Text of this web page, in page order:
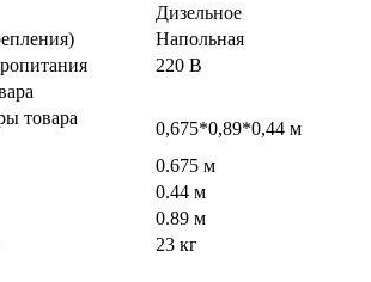
Дизельное
Напольная
220 В
товара
0,675*0,89*0,44 м
0.675 м
0.44 м
0.89 м
23 кг